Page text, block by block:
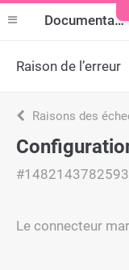
Documentation
Raison de l’erreur
Raisons des
#1482143782593
Le connecteur